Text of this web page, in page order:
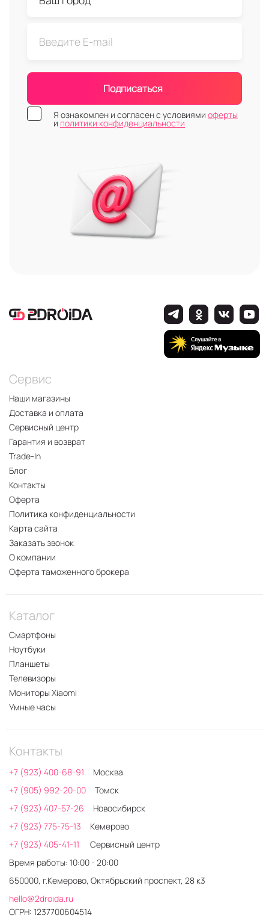
Подписаться
Я ознакомлен и согласен с условиями оферты
и политики конфиденциальности
Сервис
Наши магазины
Доставка и оплата
Сервисный центр
Гарантия и возврат
Trade-In
Блог
Контакты
Оферта
Политика конфиденциальности
Карта сайта
Заказать звонок
О компании
Оферта таможенного брокера
Каталог
Смартфоны
Ноутбуки
Планшеты
Телевизоры
Мониторы Xiaomi
Умные часы
Контакты
+7 (923) 400-68-91
Москва
+7 (905) 992-20-00
Томск
+7 (923) 407-57-26
Новосибирск
+7 (923) 775-75-13
Кемерово
+7 (923) 405-41-11
Сервисный центр
Время работы: 10:00 - 20:00
650000, г.Кемерово, Октябрьский проспект, 28 к3
hello@2droida.ru
ОГРН: 1237700604514